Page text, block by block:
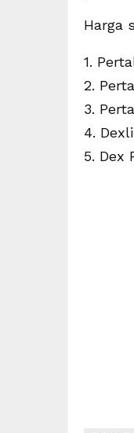
Harga
1.
2.
3.
4.
5. Dex